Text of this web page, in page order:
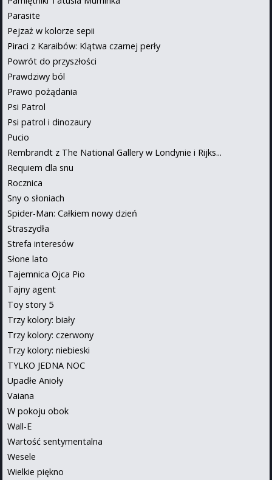
Parasite
Pejzaż w kolorze sepii
Piraci z Karaibów: Klątwa czarnej perły
Powrót do przyszłości
Prawdziwy ból
Prawo pożądania
Psi Patrol
Psi patrol i dinozaury
Pucio
Rembrandt z The National Gallery w Londynie i Rijks...
Requiem dla snu
Rocznica
Sny o słoniach
Spider-Man: Całkiem nowy dzień
Straszydła
Strefa interesów
Słone lato
Tajemnica Ojca Pio
Tajny agent
Toy story 5
Trzy kolory: biały
Trzy kolory: czerwony
Trzy kolory: niebieski
TYLKO JEDNA NOC
Upadłe Anioły
Vaiana
W pokoju obok
Wall-E
Wartość sentymentalna
Wesele
Wielkie piękno